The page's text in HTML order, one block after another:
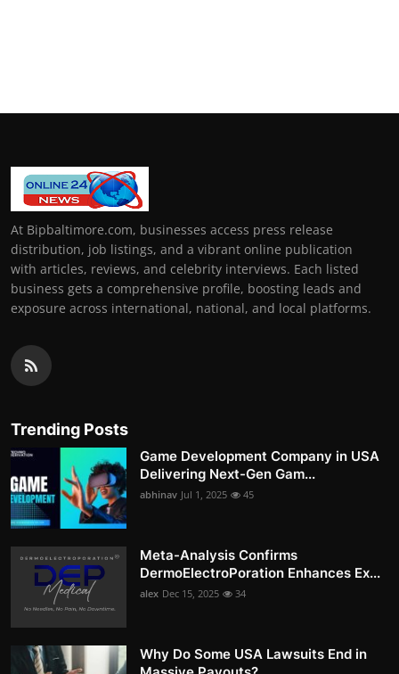
At Bipbaltimore.com, businesses access press release
distribution, job listings, and a vibrant online publication
with articles, reviews, and celebrity interviews. Each listed
business gets a comprehensive profile, boosting leads and
exposure across international, national, and local platforms.
Trending Posts
Game Development Company in USA
Delivering Next-Gen Gam...
abhinav Jul 1, 2025 45
Meta-Analysis Confirms
DermoElectroPoration Enhances Ex...
alex Dec 15, 2025 34
Why Do Some USA Lawsuits End in